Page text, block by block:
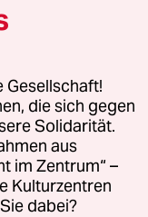
die sich gegen
Solidarität.
aus
im Zentrum“ –
Kulturzentren
dabei?